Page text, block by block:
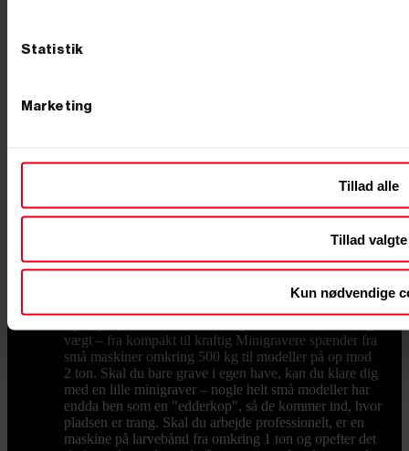
Statistik
Marketing
Tillad alle
Tillad valgte
Kun nødvendige
kompakt mini gravemaskine er nem at manøvrere i en
det rette tilbehør. Får du styr på dem, har du også styr
former for drivkraft, og det er her, du skal starte.
moment fra anerkendte dieselmotorer. Skal maskinen
områder, er elektriske modeller på batteri svaret: fuld
kraft uden udstødning og med markant lavere støj. Og
har du brug for en enkel, fleksibel løsning til de mindre
opgaver, finder du også benzindrevne modeller. Kort
vægt – fra kompakt til kraftig Minigravere spænder fra
små maskiner omkring 500 kg til modeller på op mod
2 ton. Skal du bare grave i egen have, kan du klare dig
med en lille minigraver – nogle helt små modeller har
endda ben som en "edderkop", så de kommer ind, hvor
pladsen er trang. Skal du arbejde professionelt, er en
maskine på larvebånd fra omkring 1 ton og opefter det